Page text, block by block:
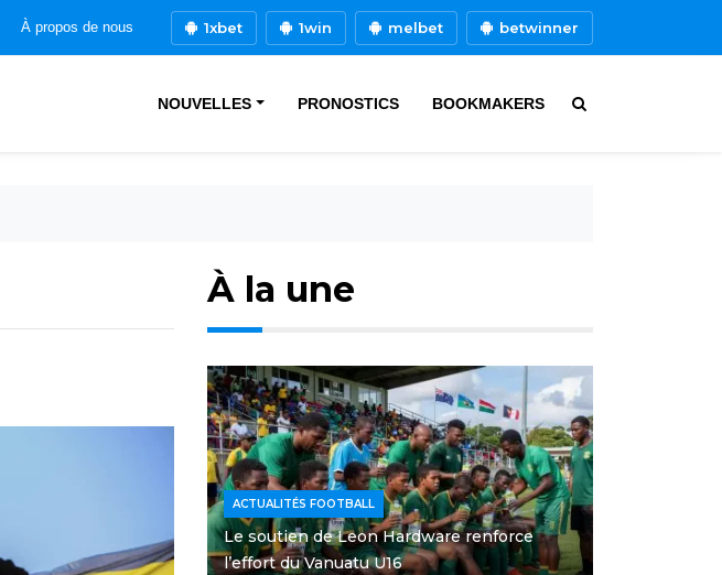
À propos de nous 1xbet 1win melbet betwinner
NOUVELLES PRONOSTICS BOOKMAKERS
À la une
ACTUALITÉS FOOTBALL
Le soutien de Leon Hardware renforce
l’effort du Vanuatu U16